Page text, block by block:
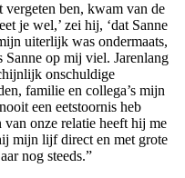
ben, kwam van de
je wel,’ zei hij, ‘dat Sanne
uiterlijk was ondermaats,
Sanne op mij viel. Jarenlang
onschuldige
familie en collega’s mijn
een eetstoornis heb
onze relatie heeft hij me
mijn lijf direct en met grote
nog steeds.”